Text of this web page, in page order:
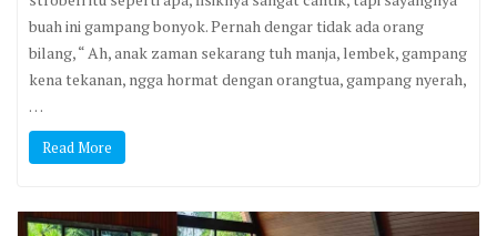
buah ini gampang bonyok. Pernah dengar tidak ada orang
bilang, “ Ah, anak zaman sekarang tuh manja, lembek, gampang
kena tekanan, ngga hormat dengan orangtua, gampang nyerah,
…
Read More